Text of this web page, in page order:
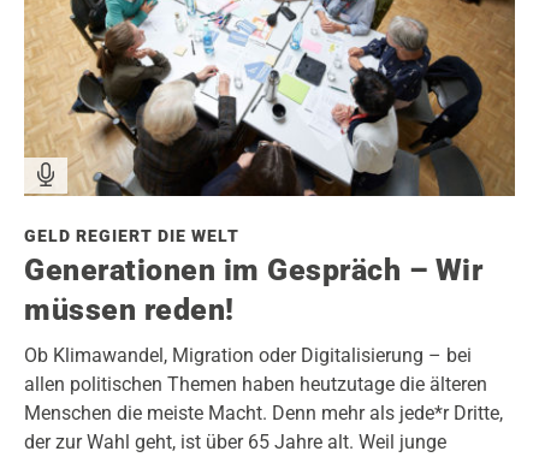
GELD REGIERT DIE WELT
Generationen im Gespräch – Wir
müssen reden!
Ob Klimawandel, Migration oder Digitalisierung – bei
allen politischen Themen haben heutzutage die älteren
Menschen die meiste Macht. Denn mehr als jede*r Dritte,
der zur Wahl geht, ist über 65 Jahre alt. Weil junge